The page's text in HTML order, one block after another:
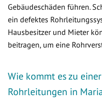
Gebäudeschäden führen.
ein defektes
Hausbesitzer und Mieter
beitragen, um eine
Wie kommt es zu
Rohrleitungen in